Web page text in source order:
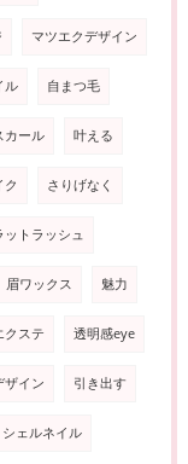
マツエクデザイン
ル 自まつ毛
カール 叶える
ク さりげなく
ットラッシュ
眉ワックス 魅力
クステ 透明感eye
ザイン 引き出す
シェルネイル